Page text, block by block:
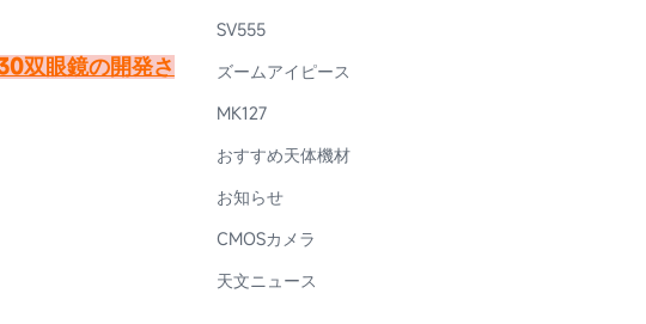
双眼鏡の開発さ
SV555
ズームアイピース
MK127
おすすめ天体機材
お知らせ
CMOSカメラ
天文ニュース